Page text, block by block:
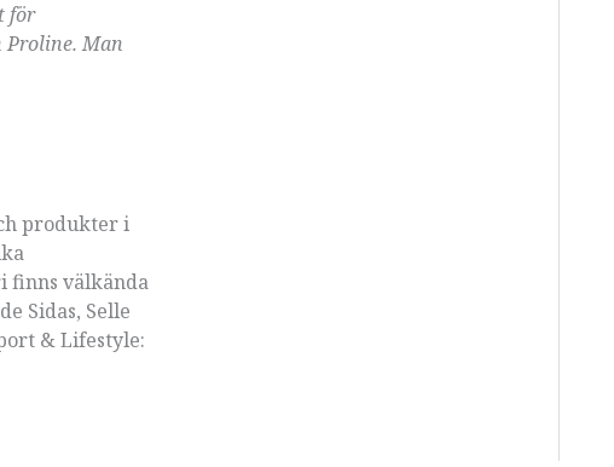
för
Proline. Man
produkter i
finns välkända
Sidas, Selle
& Lifestyle: